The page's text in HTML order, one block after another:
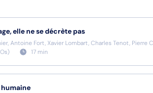
elle ne se décrète pas
Antoine Fort, Xavier Lombart, Charles Tenot, Pierre
) 17 min
humaine